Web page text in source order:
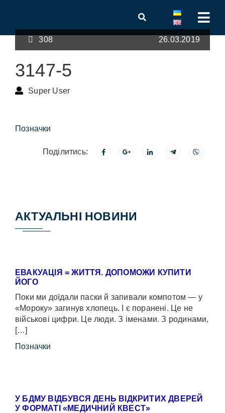
308 26.03.2019
3147-5
Super User
Позначки
Поділитись:
АКТУАЛЬНІ НОВИНИ
ЕВАКУАЦІЯ = ЖИТТЯ. ДОПОМОЖИ КУПИТИ
ЙОГО
Поки ми доїдали паски й запивали компотом — у
«Мороку» загинув хлопець. І є поранені. Це не
військові цифри. Це люди. З іменами. З родинами,
[…]
Позначки
У БДМУ ВІДБУВСЯ ДЕНЬ ВІДКРИТИХ ДВЕРЕЙ
У ФОРМАТІ «МЕДИЧНИЙ КВЕСТ»